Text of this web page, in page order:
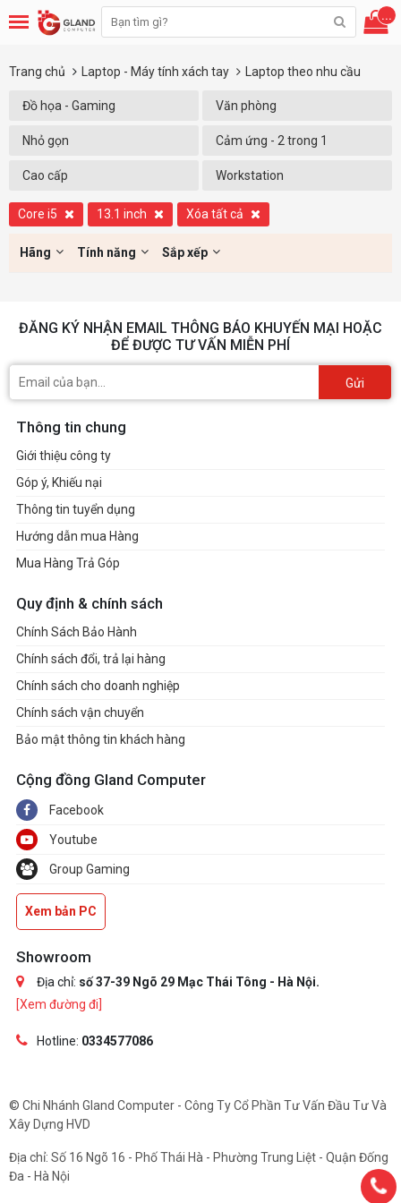
...
Trang chủ Laptop - Máy tính xách tay Laptop theo nhu cầu
Đồ họa - Gaming Văn phòng
Nhỏ gọn Cảm ứng - 2 trong 1
Cao cấp Workstation
Core i5 13.1 inch Xóa tất cả
Hãng Tính năng Sắp xếp
ĐĂNG KÝ NHẬN EMAIL THÔNG BÁO KHUYẾN MẠI HOẶC
ĐỂ ĐƯỢC TƯ VẤN MIỄN PHÍ
Gửi
Thông tin chung
Giới thiệu công ty
Góp ý, Khiếu nại
Thông tin tuyển dụng
Hướng dẫn mua Hàng
Mua Hàng Trả Góp
Quy định & chính sách
Chính Sách Bảo Hành
Chính sách đổi, trả lại hàng
Chính sách cho doanh nghiệp
Chính sách vận chuyển
Bảo mật thông tin khách hàng
Cộng đồng Gland Computer
Facebook
Youtube
Group Gaming
Xem bản PC
Showroom
Địa chỉ: số 37-39 Ngõ 29 Mạc Thái Tông - Hà Nội.
[Xem đường đi]
Hotline: 0334577086
© Chi Nhánh Gland Computer - Công Ty Cổ Phần Tư Vấn Đầu Tư Và
Xây Dựng HVD
Địa chỉ: Số 16 Ngõ 16 - Phố Thái Hà - Phường Trung Liệt - Quận Đống
Đa - Hà Nội